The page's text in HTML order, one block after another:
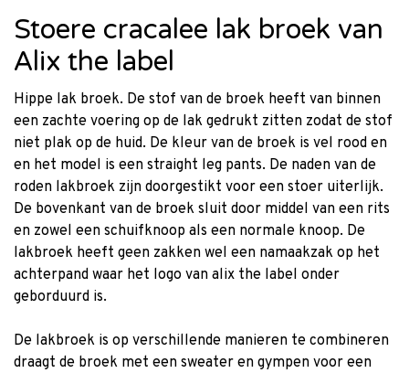
Stoere cracalee lak broek van
Alix the label
Hippe lak broek. De stof van de broek heeft van binnen
een zachte voering op de lak gedrukt zitten zodat de stof
niet plak op de huid. De kleur van de broek is vel rood en
en het model is een straight leg pants. De naden van de
roden lakbroek zijn doorgestikt voor een stoer uiterlijk.
De bovenkant van de broek sluit door middel van een rits
en zowel een schuifknoop als een normale knoop. De
lakbroek heeft geen zakken wel een namaakzak op het
achterpand waar het logo van alix the label onder
geborduurd is.
De lakbroek is op verschillende manieren te combineren
draagt de broek met een sweater en gympen voor een